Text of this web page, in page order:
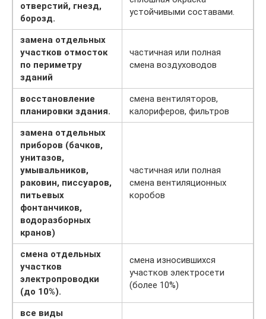
отверстий, гнезд,
борозд.
устойчивыми составами.
замена отдельных
участков отмосток
по периметру
зданий
частичная или полная
смена воздуховодов
восстановление
планировки здания.
смена вентиляторов,
калориферов, фильтров
замена отдельных
приборов (бачков,
унитазов,
умывальников,
раковин, писсуаров,
питьевых
фонтанчиков,
водоразборных
кранов)
частичная или полная
смена вентиляционных
коробов
смена отдельных
участков
электропроводки
(до 10%).
смена износившихся
участков электросети
(более 10%)
все виды